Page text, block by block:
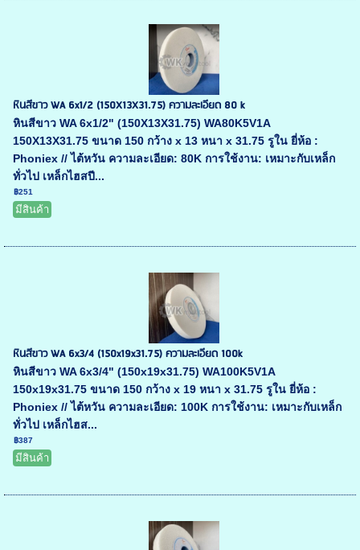
หินสีขาว WA 6x1/2 (150X13X31.75) ความละเอียด 80 k
หินสีขาว WA 6x1/2" (150X13X31.75) WA80K5V1A
150X13X31.75 ขนาด 150 กว้าง x 13 หนา x 31.75 รูใน ยี่ห้อ :
Phoniex // ไต้หวัน ความละเอียด: 80K การใช้งาน: เหมาะกับเหล็ก
ทั่วไป เหล็กไฮสปี...
฿251
มีสินค้า
หินสีขาว WA 6x3/4 (150x19x31.75) ความละเอียด 100k
หินสีขาว WA 6x3/4" (150x19x31.75) WA100K5V1A
150x19x31.75 ขนาด 150 กว้าง x 19 หนา x 31.75 รูใน ยี่ห้อ :
Phoniex // ไต้หวัน ความละเอียด: 100K การใช้งาน: เหมาะกับเหล็ก
ทั่วไป เหล็กไฮส...
฿387
มีสินค้า